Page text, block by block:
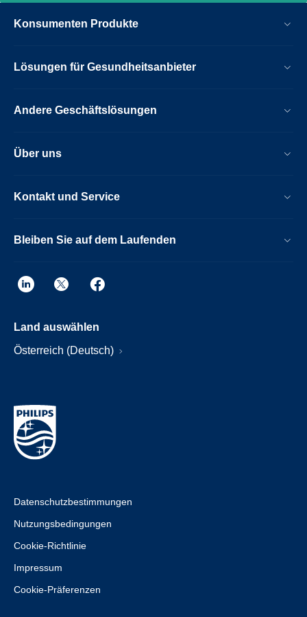
Konsumenten Produkte
Lösungen für Gesundheitsanbieter
Andere Geschäftslösungen
Über uns
Kontakt und Service
Bleiben Sie auf dem Laufenden
Land auswählen
Österreich (Deutsch)
Datenschutzbestimmungen
Nutzungsbedingungen
Cookie-Richtlinie
Impressum
Cookie-Präferenzen